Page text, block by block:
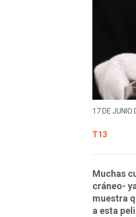
17 DE JUNIO
T13
Muchas
cráneo-
muestra
a esta